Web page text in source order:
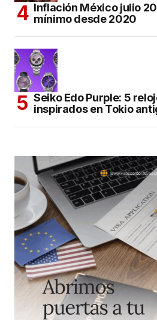
Inflación México julio
mínimo desde 2020
Seiko Edo Purple: 5
inspirados en Tokio